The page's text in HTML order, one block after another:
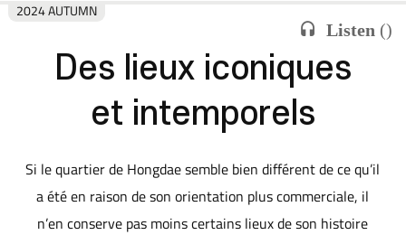
Listen ()
2024 AUTUMN
Des lieux iconiques
et intemporels
Si le quartier de Hongdae semble bien différent de ce qu’il
a été en raison de son orientation plus commerciale, il
n’en conserve pas moins certains lieux de son histoire